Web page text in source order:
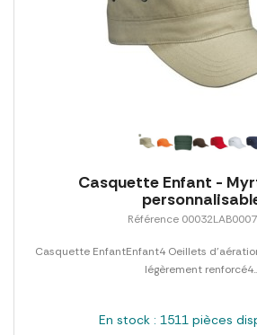
Casquette Enfant -
Référence
Casquette EnfantEnfant4 Oeillets
légèrement
En stock : 1511 pièces